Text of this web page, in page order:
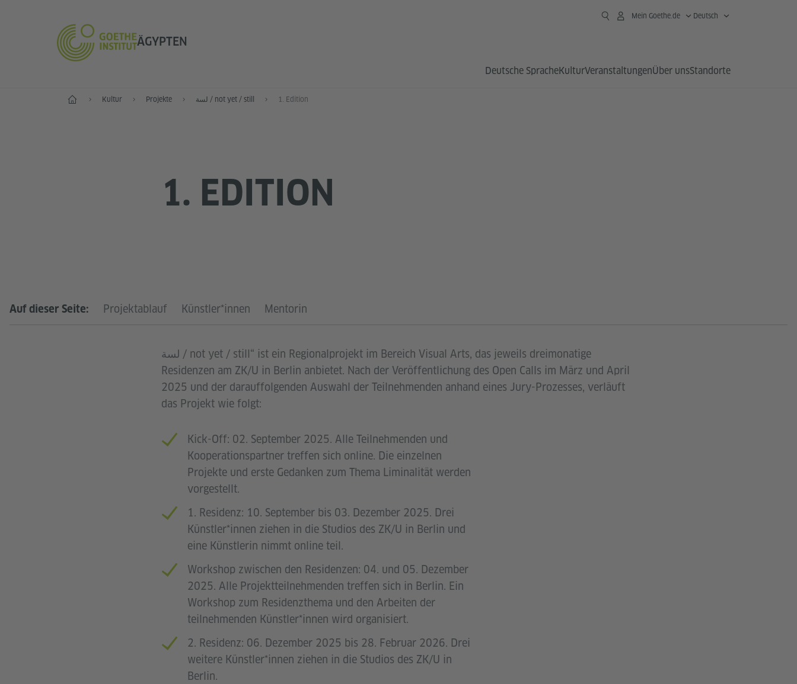
ÄGYPTEN
Mein Goethe.de Deutsch
Deutsche SpracheKulturVeranstaltungenÜber unsStandorte
Start Kultur Projekte لسة / not yet / still 1. Edition
1. EDITION
Auf dieser Seite: Projektablauf Künstler*innen Mentorin
PROJEKTABLAUF
لسة / not yet / still“ ist ein Regionalprojekt im Bereich Visual Arts, das jeweils dreimonatige
Residenzen am ZK/U in Berlin anbietet. Nach der Veröffentlichung des Open Calls im März und April
2025 und der darauffolgenden Auswahl der Teilnehmenden anhand eines Jury-Prozesses, verläuft
das Projekt wie folgt:
Kick-Off: 02. September 2025. Alle Teilnehmenden und
Kooperationspartner treffen sich online. Die einzelnen
Projekte und erste Gedanken zum Thema Liminalität werden
vorgestellt.
1. Residenz: 10. September bis 03. Dezember 2025. Drei
Künstler*innen ziehen in die Studios des ZK/U in Berlin und
eine Künstlerin nimmt online teil.
Workshop zwischen den Residenzen: 04. und 05. Dezember
2025. Alle Projektteilnehmenden treffen sich in Berlin. Ein
Workshop zum Residenzthema und den Arbeiten der
teilnehmenden Künstler*innen wird organisiert.
2. Residenz: 06. Dezember 2025 bis 28. Februar 2026. Drei
weitere Künstler*innen ziehen in die Studios des ZK/U in
Berlin.